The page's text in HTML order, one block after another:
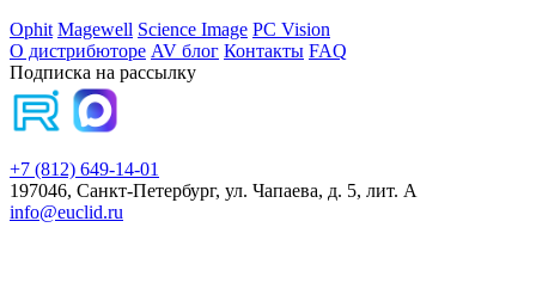
Ophit Magewell Science Image PC Vision
О дистрибюторе AV блог Контакты FAQ
Подписка на рассылку
+7 (812) 649-14-01
197046, Санкт-Петербург, ул. Чапаева, д. 5, лит. А
info@euclid.ru